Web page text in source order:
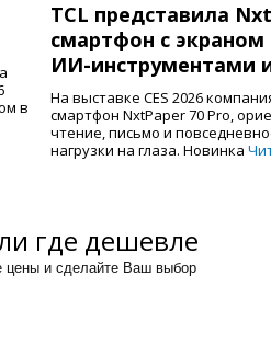
в
TCL представила
смартфон с
ИИ-инструментами
На выставке CES 2026
смартфон NxtPaper 70 Pro,
чтение, письмо и
нагрузки на глаза. Новинка
где дешевле
цены и сделайте Ваш выбор